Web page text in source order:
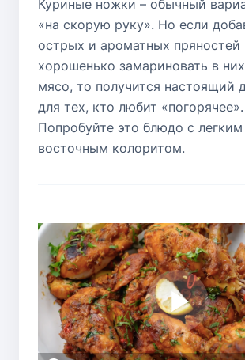
Куриные ножки – обычный
«на скорую руку». Но если
острых и ароматных пряностей
хорошенько замариновать в
мясо, то получится настоящий
для тех, кто любит «погорячее».
Попробуйте это блюдо с легким
восточным колоритом.